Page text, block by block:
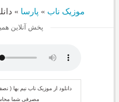
موزیک ناب » پارسا »
پخش آنلاین
دانلود از موزیک ناب نیم بها (
مصرفی شما